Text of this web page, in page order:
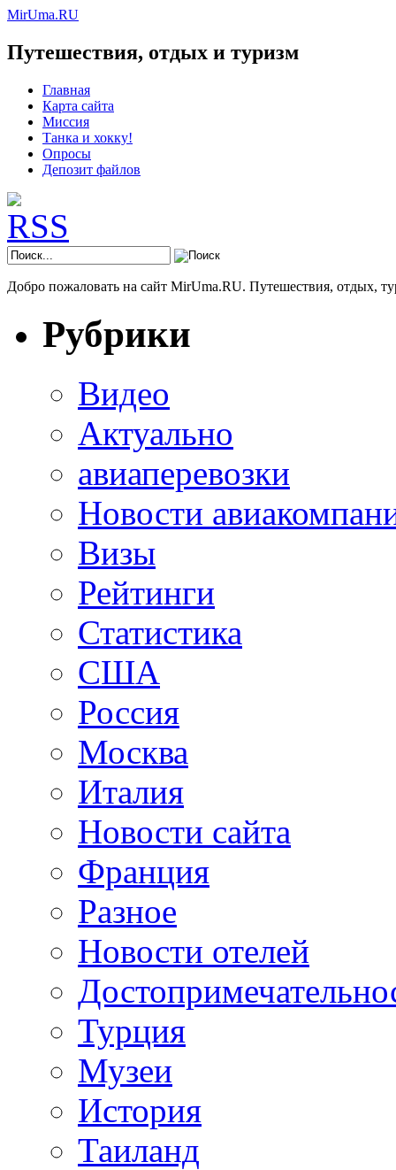
MirUma.RU
Путешествия, отдых и туризм
Главная
Карта сайта
Миссия
Танка и хокку!
Опросы
Депозит файлов
Добро пожаловать на сайт MirUma.RU. Путешествия, отдых,
Рубрики
Видео
Актуально
авиаперевозки
Новости
Визы
Рейтинги
Статистика
США
Россия
Москва
Италия
Новости сайта
Франция
Разное
Новости отелей
Турция
Музеи
История
Таиланд